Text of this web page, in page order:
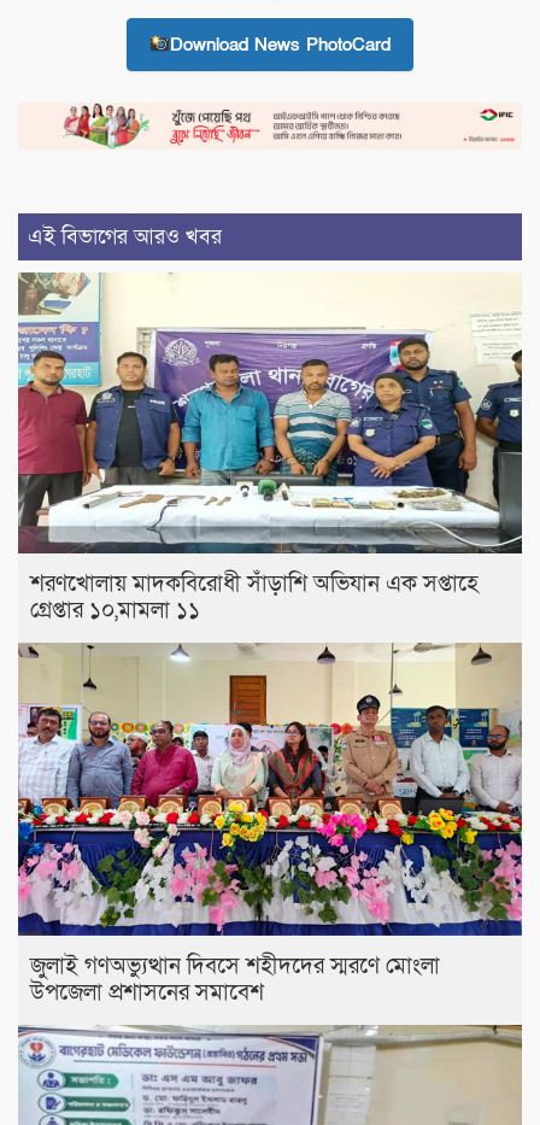
Download News PhotoCard
এই বিভাগের আরও খবর
শরণখোলায় মাদকবিরোধী সাঁড়াশি অভিযান এক সপ্তাহে
গ্রেপ্তার ১০,মামলা ১১
জুলাই গণঅভ্যুত্থান দিবসে শহীদদের স্মরণে মোংলা
উপজেলা প্রশাসনের সমাবেশ